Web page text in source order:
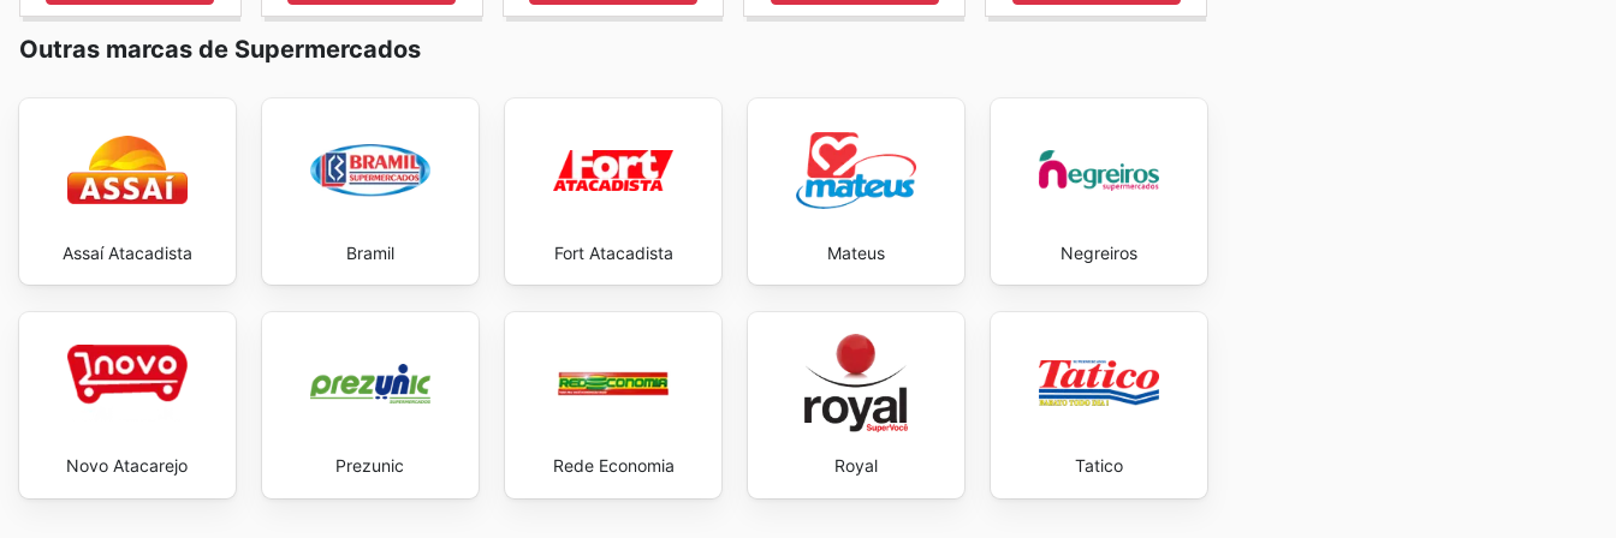
Outras marcas de Supermercados
Assaí Atacadista Bramil Fort Atacadista Mateus Negreiros
Novo Atacarejo Prezunic Rede Economia Royal Tatico